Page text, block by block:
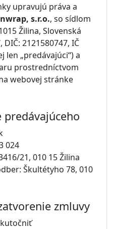
upravujú práva a
s.r.o., so sídlom
Žilina, Slovenská
2121580747, IČ
len „predávajúci“) a
prostredníctvom
webovej stránke
predávajúceho
024
21, 010 15 Žilina
Škultétyho 78, 010
zmluvy